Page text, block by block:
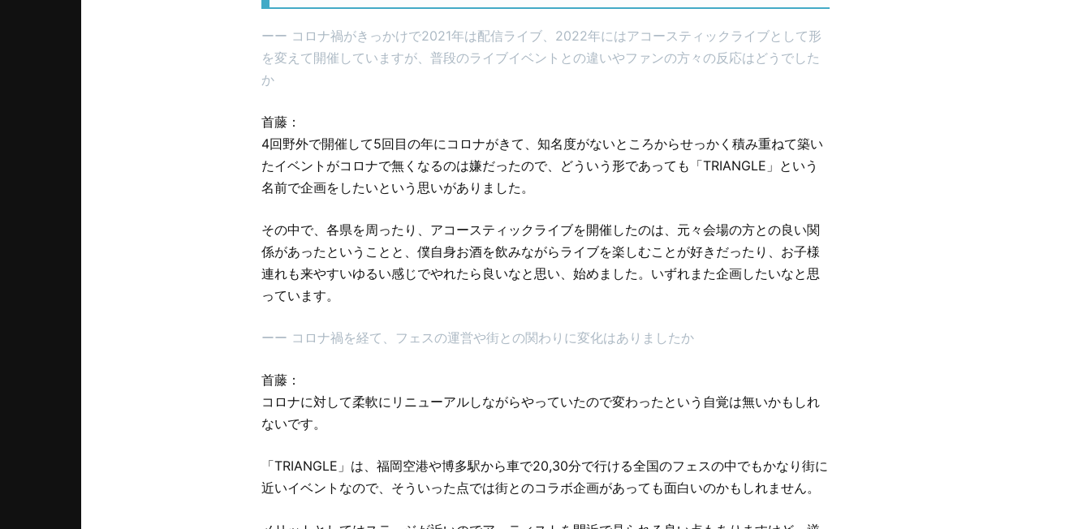
ーー コロナ禍がきっかけで2021年は配信ライブ、2022年にはアコースティックライブとして形
を変えて開催していますが、普段のライブイベントとの違いやファンの方々の反応はどうでした
か
首藤：
4回野外で開催して5回目の年にコロナがきて、知名度がないところからせっかく積み重ねて築い
たイベントがコロナで無くなるのは嫌だったので、どういう形であっても「TRIANGLE」という
名前で企画をしたいという思いがありました。
その中で、各県を周ったり、アコースティックライブを開催したのは、元々会場の方との良い関
係があったということと、僕自身お酒を飲みながらライブを楽しむことが好きだったり、お子様
連れも来やすいゆるい感じでやれたら良いなと思い、始めました。いずれまた企画したいなと思
っています。
ーー コロナ禍を経て、フェスの運営や街との関わりに変化はありましたか
首藤：
コロナに対して柔軟にリニューアルしながらやっていたので変わったという自覚は無いかもしれ
ないです。
「TRIANGLE」は、福岡空港や博多駅から車で20,30分で行ける全国のフェスの中でもかなり街に
近いイベントなので、そういった点では街とのコラボ企画があっても面白いのかもしれません。